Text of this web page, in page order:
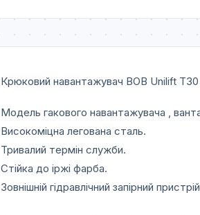
Крюковий навантажувач BOB Unilift T30
Модель гакового навантажувача ,
Високоміцна легована сталь.
Тривалий термін служби.
Стійка до іржі фарба.
Зовнішній гідравлічний запірний